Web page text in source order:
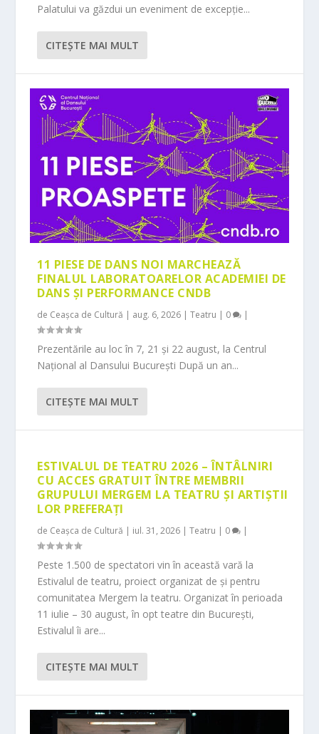
Palatului va găzdui un eveniment de excepție...
CITEŞTE MAI MULT
11 PIESE DE DANS NOI MARCHEAZĂ
FINALUL LABORATOARELOR ACADEMIEI DE
DANS ȘI PERFORMANCE CNDB
de Ceașca de Cultură | aug. 6, 2026 |Teatru | 0 |
Prezentările au loc în 7, 21 și 22 august, la Centrul
Național al Dansului București După un an...
CITEŞTE MAI MULT
ESTIVALUL DE TEATRU 2026 – ÎNTÂLNIRI
CU ACCES GRATUIT ÎNTRE MEMBRII
GRUPULUI MERGEM LA TEATRU ȘI ARTIȘTII
LOR PREFERAȚI
de Ceașca de Cultură | iul. 31, 2026 |Teatru | 0 |
Peste 1.500 de spectatori vin în această vară la
Estivalul de teatru, proiect organizat de și pentru
comunitatea Mergem la teatru. Organizat în perioada
11 iulie – 30 august, în opt teatre din București,
Estivalul îi are...
CITEŞTE MAI MULT